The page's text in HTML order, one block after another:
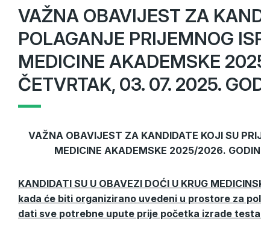
VAŽNA OBAVIJEST ZA
POLAGANJE PRIJEMNOG
MEDICINE AKADEMSKE
ČETVRTAK, 03. 07. 2025.
VAŽNA OBAVIJEST ZA KANDIDATE KOJI SU
MEDICINE AKADEMSKE 2025/2026.
KANDIDATI SU U OBAVEZI DOĆI U KRUG
kada će biti organizirano uvedeni u prostore za
dati sve potrebne upute prije početka izrade